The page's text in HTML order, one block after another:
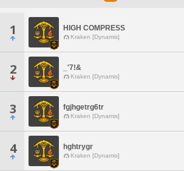
1 HIGH COMPRESS
Kraken [Dynamis]
2 _'7!&
Kraken [Dynamis]
3 fgjhgetrg6tr
Kraken [Dynamis]
4 hghtrygr
Kraken [Dynamis]